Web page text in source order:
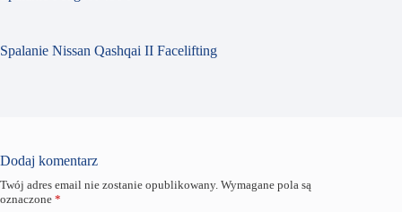
Spalanie Nissan Qashqai II Facelifting
Dodaj komentarz
Twój adres email nie zostanie opublikowany. Wymagane pola są
oznaczone *